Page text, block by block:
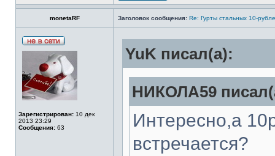
monetaRF Заголовок сообщения: Re: Гурты стальных 10-
Зарегистрирован: 10 дек
2013 23:29
Сообщения: 63
YuK писал(а):
НИКОЛА59
Интересно,а
встречается?